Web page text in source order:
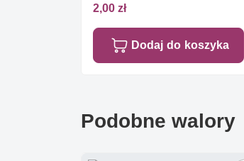
2,00 zł
Dodaj do koszyka
Podobne walory